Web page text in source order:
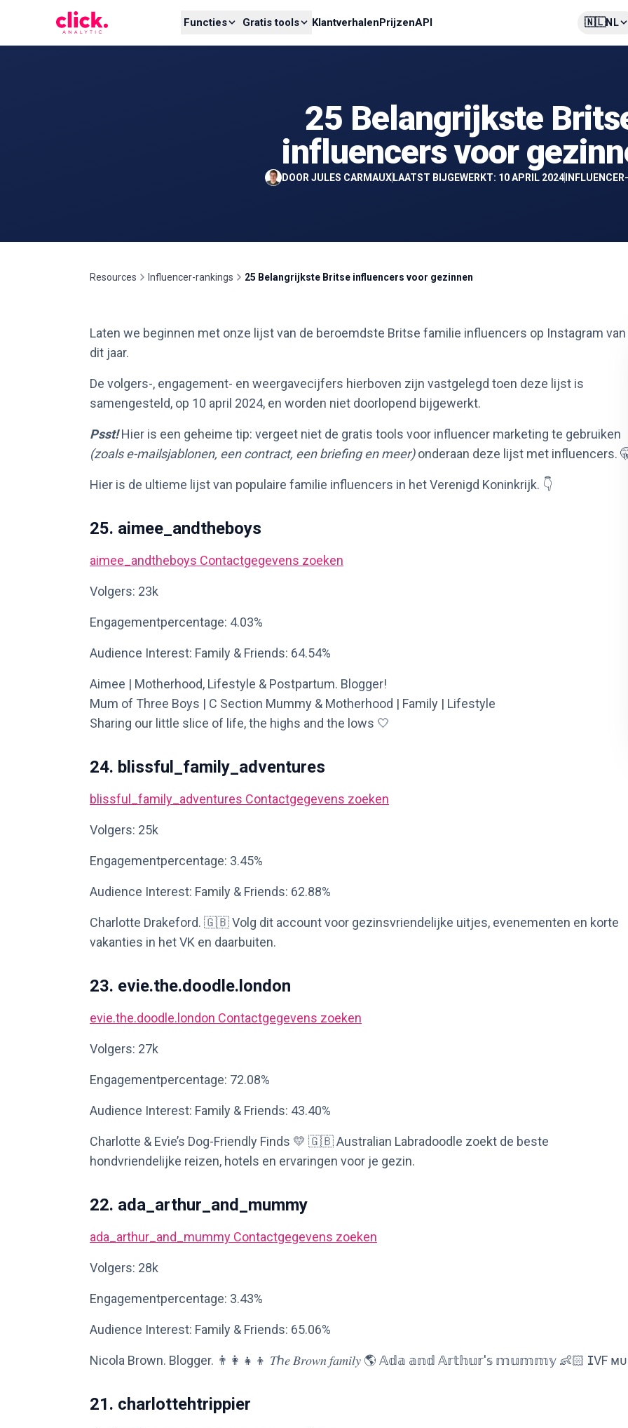
Functies Gratis tools KlantverhalenPrijzenAPI 🇳🇱NL
25 Belangrijkste
influencers voor
DOOR JULES CARMAUX LAATST BIJGEWERKT: 10 APRIL 2024
Resources Influencer-rankings 25 Belangrijkste Britse influencers voor gezinnen
Laten we beginnen met onze lijst van de beroemdste Britse familie influencers op Instagram van
dit jaar.
De volgers-, engagement- en weergavecijfers hierboven zijn vastgelegd toen deze lijst is
samengesteld, op 10 april 2024, en worden niet doorlopend bijgewerkt.
Psst!Hier is een geheime tip: vergeet niet de gratis tools voor influencer marketing te gebruiken
(zoals e-mailsjablonen, een contract, een briefing en meer)onderaan deze lijst met influencers.
Hier is de ultieme lijst van populaire familie influencers in het Verenigd Koninkrijk. 👇
25. aimee_andtheboys
aimee_andtheboys Contactgegevens zoeken
Volgers: 23k
Engagementpercentage: 4.03%
Audience Interest: Family & Friends: 64.54%
Aimee | Motherhood, Lifestyle & Postpartum. Blogger!
Mum of Three Boys | C Section Mummy & Motherhood | Family | Lifestyle
Sharing our little slice of life, the highs and the lows 🤍
24. blissful_family_adventures
blissful_family_adventures Contactgegevens zoeken
Volgers: 25k
Engagementpercentage: 3.45%
Audience Interest: Family & Friends: 62.88%
Charlotte Drakeford. 🇬🇧 Volg dit account voor gezinsvriendelijke uitjes, evenementen en korte
vakanties in het VK en daarbuiten.
23. evie.the.doodle.london
evie.the.doodle.london Contactgegevens zoeken
Volgers: 27k
Engagementpercentage: 72.08%
Audience Interest: Family & Friends: 43.40%
Charlotte & Evie’s Dog-Friendly Finds 💛 🇬🇧 Australian Labradoodle zoekt de beste
hondvriendelijke reizen, hotels en ervaringen voor je gezin.
22. ada_arthur_and_mummy
ada_arthur_and_mummy Contactgegevens zoeken
Volgers: 28k
Engagementpercentage: 3.43%
Audience Interest: Family & Friends: 65.06%
Nicola Brown. Blogger. 👨‍👩‍👧‍👦 𝑇ℎ𝑒 𝐵𝑟𝑜𝑤𝑛 𝑓𝑎𝑚𝑖𝑙𝑦 🌎 𝔸𝕕𝕒 𝕒𝕟𝕕 𝔸𝕣𝕥𝕙𝕦𝕣'𝕤 𝕞𝕦𝕞𝕞𝕪 👶🏻 ⵊVF
21. charlottehtrippier